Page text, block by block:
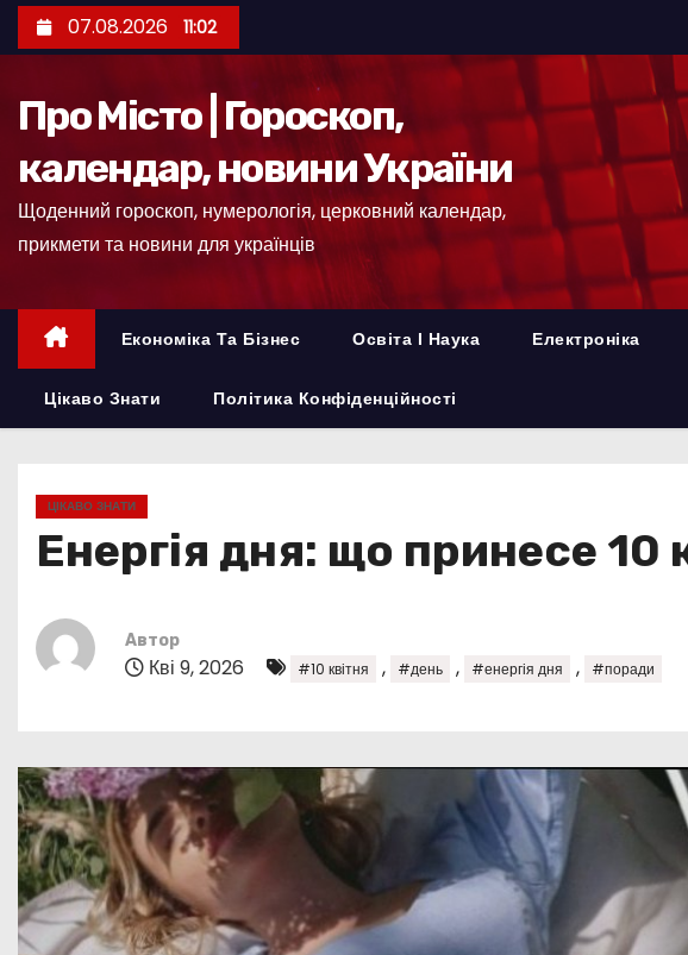
е
к
07.08.2026 11:02
Про Місто | Гороскоп,
календар, новини України
Щоденний гороскоп, нумерологія, церковний календар,
прикмети та новини для українців
Економіка Та Бізнес Освіта І Наука Електроніка
Цікаво Знати Політика Конфіденційності
ЦІКАВО ЗНАТИ
Енергія дня: що принесе 10
Автор
Кві 9, 2026 #10 квітня , #день , #енергія дня , #поради